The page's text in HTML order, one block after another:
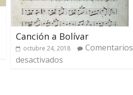
Canción a Bolívar
octubre 24, 2018
Comentarios
desactivados